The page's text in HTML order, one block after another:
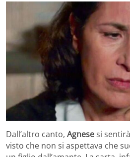
Dall’altro canto, Agnesesi sentirà
visto che non si aspettava che